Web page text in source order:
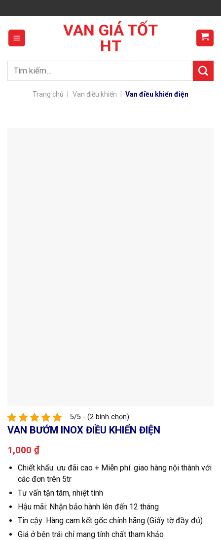
to
content
VAN GIÁ TỐT
HT
Tìm
Trang chủ Van điều khiển Van điều khiển điện
5/5 - (2 bình chọn)
VAN BƯỚM INOX ĐIỀU KHIỂN ĐIỆN
1,000 ₫
Chiết khấu: ưu đãi cao + Miễn phí: giao hàng nội thành với
các đơn trên 5tr
Tư vấn tận tâm, nhiệt tình
Hậu mãi: Nhận bảo hành lên đến 12 tháng
Tin cậy: Hàng cam kết gốc chính hãng (Giấy tờ đầy đủ)
Giá ở bên trái chỉ mang tính chất tham khảo